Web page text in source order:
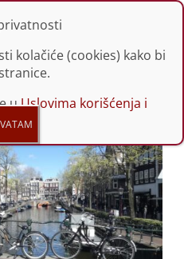
kolačiće (cookies) kako bi
uUslovima korišćenja i